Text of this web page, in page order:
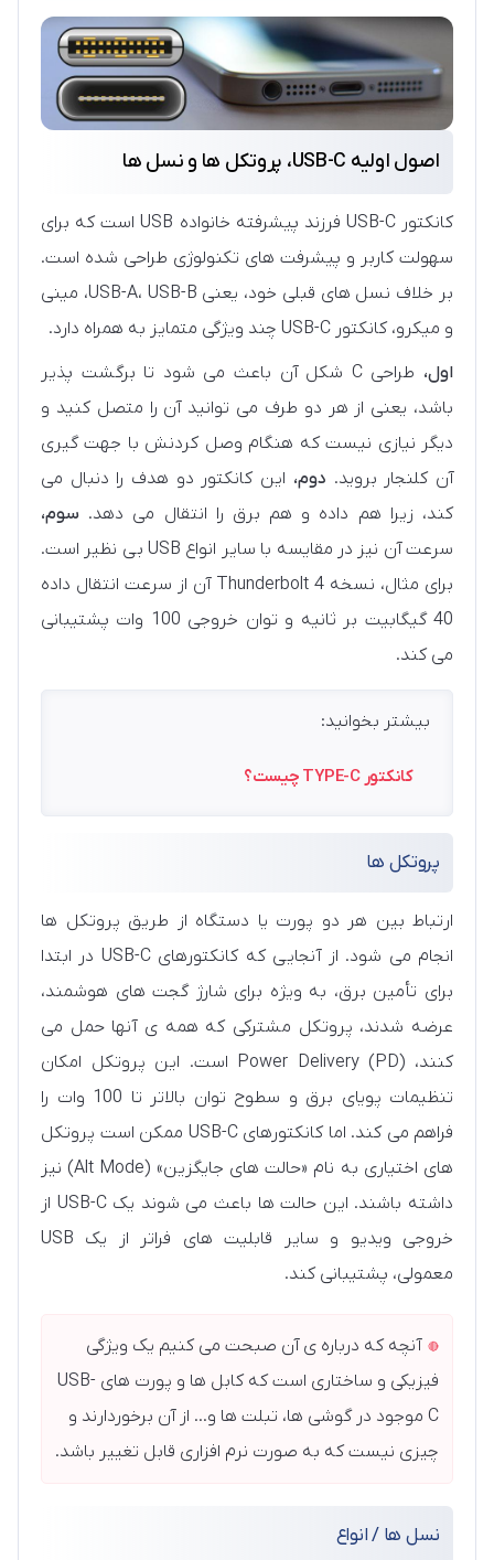
اصول اولیه USB-C، پروتکل ها و نسل ها
کانکتور USB-C فرزند پیشرفته خانواده USB است که برای
سهولت کاربر و پیشرفت های تکنولوژی طراحی شده است.
بر خلاف نسل های قبلی خود، یعنی USB-A، USB-B، مینی
و میکرو، کانکتور USB-C چند ویژگی متمایز به همراه دارد.
اول،
طراحی C شکل آن باعث می شود تا برگشت پذیر
باشد، یعنی از هر دو طرف می توانید آن را متصل کنید و
دیگر نیازی نیست که هنگام وصل کردنش با جهت گیری
آن کلنجار بروید. دوم، این کانکتور دو هدف را دنبال می
کند، زیرا هم داده و هم برق را انتقال می دهد. سوم،
سرعت آن نیز در مقایسه با سایر انواع USB بی نظیر است.
برای مثال، نسخه Thunderbolt 4 آن از سرعت انتقال داده
40 گیگابیت بر ثانیه و توان خروجی 100 وات پشتیبانی
می کند.
بیشتر بخوانید:
کانکتور TYPE-C چیست؟
پروتکل ها
ارتباط بین هر دو پورت یا دستگاه از طریق پروتکل ها
انجام می شود. از آنجایی که کانکتورهای USB-C در ابتدا
برای تأمین برق، به ویژه برای شارژ گجت های هوشمند،
عرضه شدند، پروتکل مشترکی که همه ی آنها حمل می
کنند، Power Delivery (PD) است. این پروتکل امکان
تنظیمات پویای برق و سطوح توان بالاتر تا 100 وات را
فراهم می کند. اما کانکتورهای USB-C ممکن است پروتکل
های اختیاری به نام «حالت های جایگزین» (Alt Mode) نیز
داشته باشند. این حالت ها باعث می شوند یک USB-C از
خروجی ویدیو و سایر قابلیت های فراتر از یک USB
معمولی، پشتیبانی کند.
آنچه که درباره ی آن صبحت می کنیم یک ویژگی
فیزیکی و ساختاری است که کابل ها و پورت های USB-
C موجود در گوشی ها، تبلت ها و... از آن برخوردارند و
چیزی نیست که به صورت نرم افزاری قابل تغییر باشد.
نسل ها / انواع